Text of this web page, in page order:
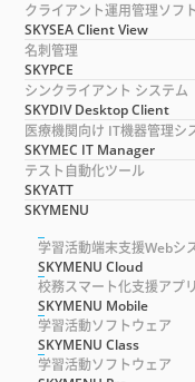
クライアント運用管理ソフ
SKYSEA Client View
名刺管理
SKYPCE
シンクライアント システム
SKYDIV Desktop Client
医療機関向け IT機器管理シ
SKYMEC IT Manager
テスト自動化ツール
SKYATT
SKYMENU
学習活動端末支援Webシ
SKYMENU Cloud
校務スマート化支援アプリ
SKYMENU Mobile
学習活動ソフトウェア
SKYMENU Class
学習活動ソフトウェア